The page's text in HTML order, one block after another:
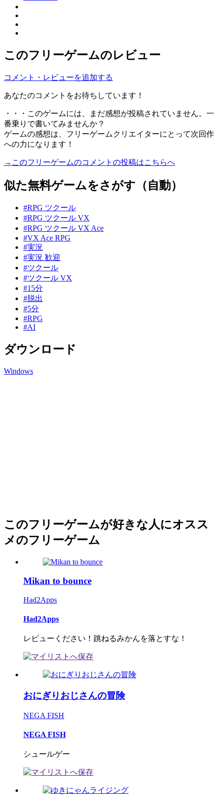
このフリーゲームのレビュー
コメント・レビューを追加する
あなたのコメントをお待ちしています！
・・・このゲームには、まだ感想が投稿されていません。一
番乗りで書いてみませんか？
ゲームの感想は、フリーゲームクリエイターにとって次回作
への力になります！
→このフリーゲームのコメントの投稿はこちらへ
似た無料ゲームをさがす（自動）
#RPG ツクール
#RPG ツクール VX
#RPG ツクール VX Ace
#VX Ace RPG
#実況
#実況 歓迎
#ツクール
#ツクール VX
#15分
#脱出
#5分
#RPG
#AI
ダウンロード
Windows
このフリーゲームが好きな人にオスス
メのフリーゲーム
Mikan to bounce
Had2Apps
Had2Apps
レビューください！跳ねるみかんを落とすな！
おにぎりおじさんの冒険
NEGA FISH
NEGA FISH
シュールゲー